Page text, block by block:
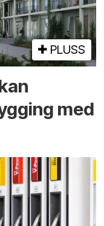
PLUSS
med